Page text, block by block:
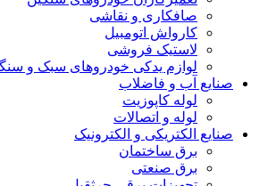
صافکاری و نقاشی
کارواش اتومبیل
لاستیک فروشی
لوازم یدکی خودروهای سبک و
صنایع آب و فاضلاب
لوله کاپوزیت
لوله و اتصالات
صنایع الکتریکی و الکترونیک
برق ساختمان
برق صنعتی